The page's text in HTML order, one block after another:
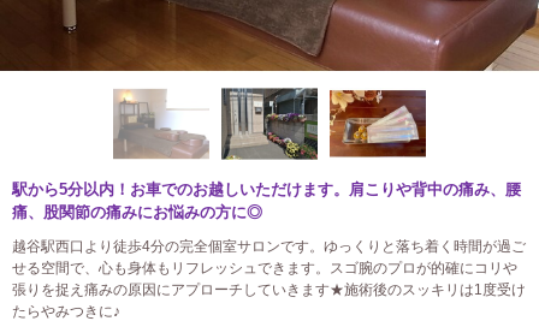
駅から5分以内！お車でのお越しいただけます。肩こりや背中の痛み、腰
痛、股関節の痛みにお悩みの方に◎
越谷駅西口より徒歩4分の完全個室サロンです。ゆっくりと落ち着く時間が過ご
せる空間で、心も身体もリフレッシュできます。スゴ腕のプロが的確にコリや
張りを捉え痛みの原因にアプローチしていきます★施術後のスッキリは1度受け
たらやみつきに♪